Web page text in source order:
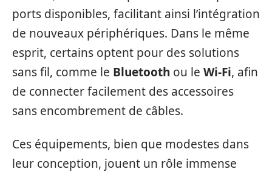
ports disponibles, facilitant ainsi l’intégration
de nouveaux périphériques. Dans le même
esprit, certains optent pour des solutions
sans fil, comme le Bluetooth ou le Wi-Fi, afin
de connecter facilement des accessoires
sans encombrement de câbles.
Ces équipements, bien que modestes dans
leur conception, jouent un rôle immense